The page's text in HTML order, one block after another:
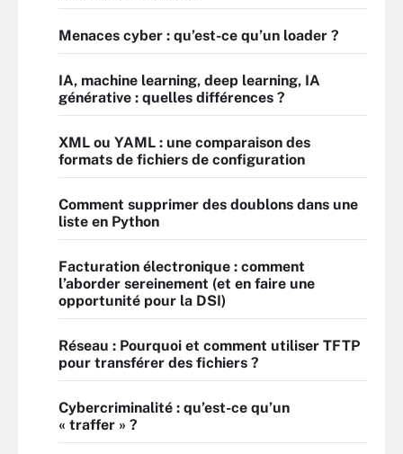
Menaces cyber : qu’est-ce qu’un loader ?
IA, machine learning, deep learning, IA
générative : quelles différences ?
XML ou YAML : une comparaison des
formats de fichiers de configuration
Comment supprimer des doublons dans une
liste en Python
Facturation électronique : comment
l’aborder sereinement (et en faire une
opportunité pour la DSI)
Réseau : Pourquoi et comment utiliser TFTP
pour transférer des fichiers ?
Cybercriminalité : qu’est-ce qu’un
« traffer » ?